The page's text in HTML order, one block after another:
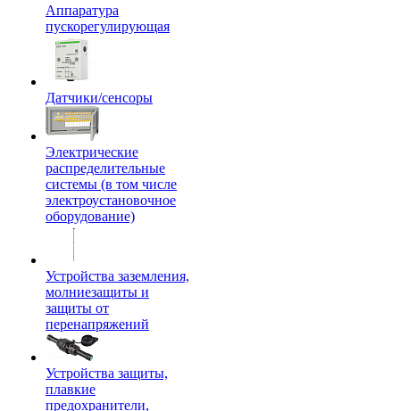
Аппаратура
пускорегулирующая
Датчики/сенсоры
Электрические
распределительные
системы (в том числе
электроустановочное
оборудование)
Устройства заземления,
молниезащиты и
защиты от
перенапряжений
Устройства защиты,
плавкие
предохранители,